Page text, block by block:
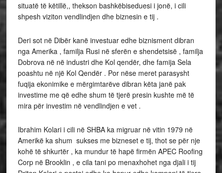
situatë të këtillë,, thekson bashkëbiseduesi i jonë, i cili
shpesh viziton vendlindjen dhe biznesin e tij .
Deri sot në Dibër kanë investuar edhe biznisment dibran
nga Amerika , familja Rusi në sferën e shendetsisë , familja
Dobrova në në industri dhe Kol qendër, dhe famija Sela
poashtu në një Kol Qendër . Por nëse meret parasysht
fuqija ekonimike e mërgimtarëve dibran këta janë pak
investime me që edhe shum të tjerë presin kushte më të
mira për investim në vendlindjen e vet .
Ibrahim Kolari i cili në SHBA ka migruar në vitin 1979 në
Amerikë ka shum sukses me bizneset e tij, thot se për nje
kohë të shkurtër , ka mundur të hapë firmën APEC Roofing
Corp në Brooklin , e cila tani po menaxhohet nga djali i tij